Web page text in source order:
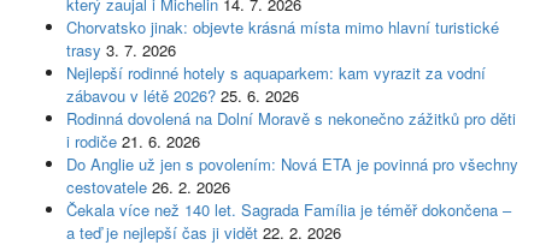
Chorvatsko jinak: objevte krásná místa mimo hlavní turistické
trasy 3. 7. 2026
Nejlepší rodinné hotely s aquaparkem: kam vyrazit za vodní
zábavou v létě 2026? 25. 6. 2026
Rodinná dovolená na Dolní Moravě s nekonečno zážitků pro děti
i rodiče 21. 6. 2026
Do Anglie už jen s povolením: Nová ETA je povinná pro všechny
cestovatele 26. 2. 2026
Čekala více než 140 let. Sagrada Família je téměř dokončena –
a teď je nejlepší čas ji vidět 22. 2. 2026